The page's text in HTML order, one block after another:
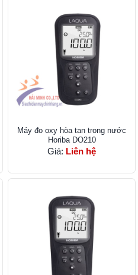
Máy đo oxy hòa tan trong nước
Horiba DO210
Giá: Liên hệ